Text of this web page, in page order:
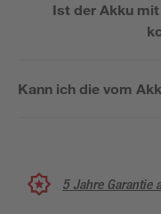
Ist der Akku
Kann ich die vom
5 Jahre Garantie